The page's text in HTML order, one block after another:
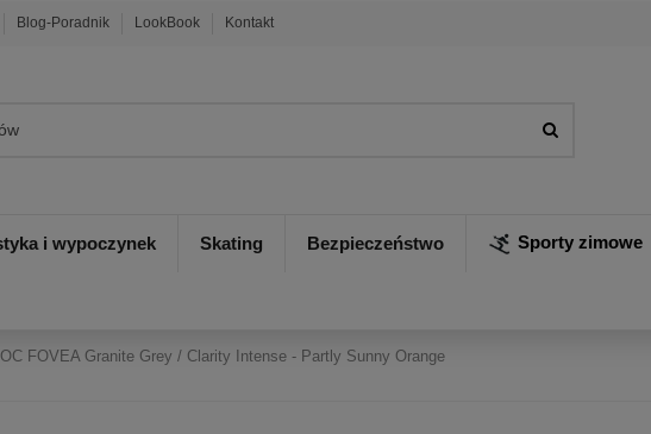
Blog-Poradnik LookBook Kontakt
i wypoczynek Skating Bezpieczeństwo Sporty zimowe
FOVEA Granite Grey / Clarity Intense - Partly Sunny Orange